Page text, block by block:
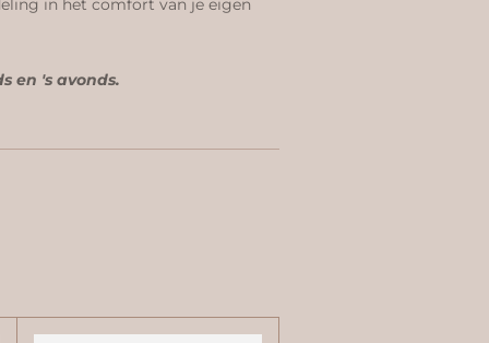
in het comfort van je eigen
en 's avonds.